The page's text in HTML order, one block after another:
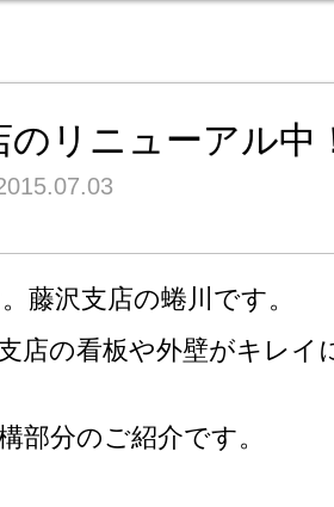
のリニューアル中
藤沢支店の蜷川です。
店の看板や外壁がキレイ
部分のご紹介です。